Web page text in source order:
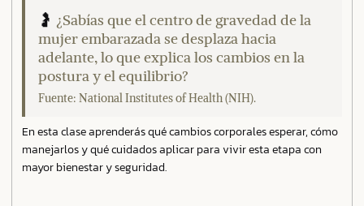
🤰 ¿Sabías que el centro de gravedad de la
mujer embarazada se desplaza hacia
adelante, lo que explica los cambios en la
postura y el equilibrio?
Fuente: National Institutes of Health (NIH).
En esta clase aprenderás qué cambios corporales esperar, cómo
manejarlos y qué cuidados aplicar para vivir esta etapa con
mayor bienestar y seguridad.